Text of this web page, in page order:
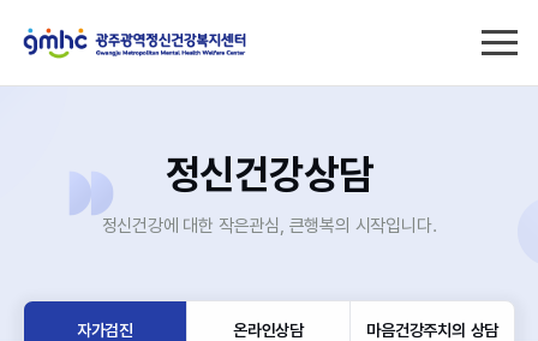
정신건강상담
정신건강에 대한 작은관심, 큰행복의 시작입니다.
자가검진 온라인상담 마음건강주치의 상담